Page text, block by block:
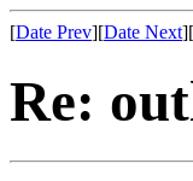
[Date Prev][Date Next][
Re: